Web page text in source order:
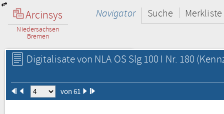
Arcinsys
Niedersachsen
Bremen
Navigator Suche Merkliste
Digitalisate von NLA OS Slg 100 I Nr. 180
von 61